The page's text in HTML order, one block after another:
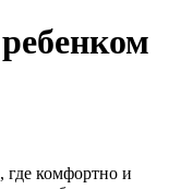
где комфортно и